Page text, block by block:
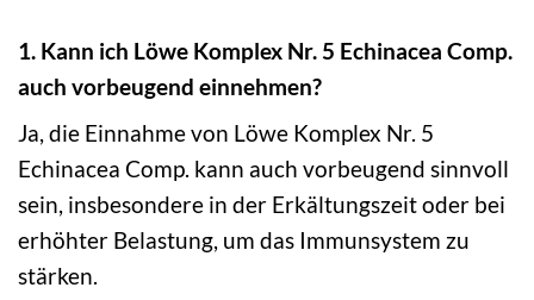
1. Kann ich Löwe Komplex Nr. 5 Echinacea Comp.
auch vorbeugend einnehmen?
Ja, die Einnahme von Löwe Komplex Nr. 5
Echinacea Comp. kann auch vorbeugend sinnvoll
sein, insbesondere in der Erkältungszeit oder bei
erhöhter Belastung, um das Immunsystem zu
stärken.